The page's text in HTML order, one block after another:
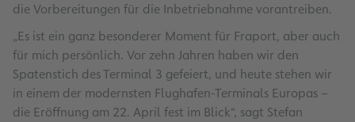
die Vorbereitungen für die Inbetriebnahme vorantreiben.
„Es ist ein ganz besonderer Moment für Fraport, aber auch
für mich persönlich. Vor zehn Jahren haben wir den
Spatenstich des Terminal 3 gefeiert, und heute stehen wir
in einem der modernsten Flughafen-Terminals Europas –
die Eröffnung am 22. April fest im Blick“, sagt Stefan